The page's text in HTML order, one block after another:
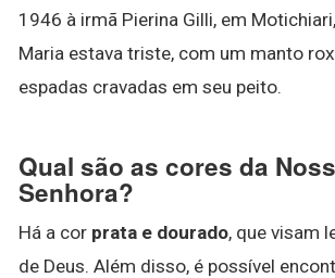
1946 à irmã Pierina Gilli, em
Maria estava triste, com um manto
espadas cravadas em seu peito.
Qual são as cores da
Senhora?
Há a cor prata e dourado, que visam
de Deus. Além disso, é possível